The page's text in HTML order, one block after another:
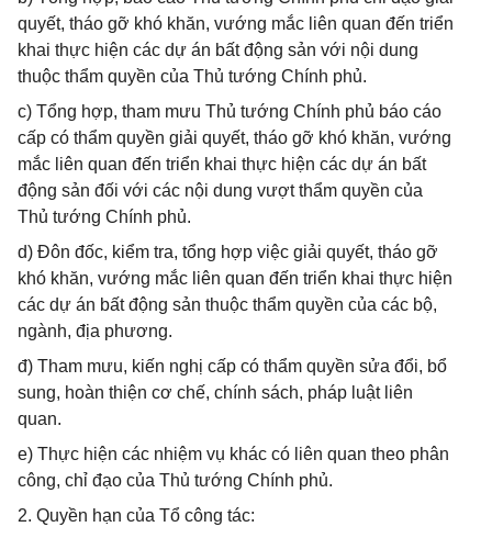
quyết, tháo gỡ khó khăn, vướng mắc liên quan đến triển
khai thực hiện các dự án bất động sản với nội dung
thuộc thẩm quyền của Thủ tướng Chính phủ.
c) Tổng hợp, tham mưu Thủ tướng Chính phủ báo cáo
cấp có thẩm quyền giải quyết, tháo gỡ khó khăn, vướng
mắc liên quan đến triển khai thực hiện các dự án bất
động sản đối với các nội dung vượt thẩm quyền của
Thủ tướng Chính phủ.
d) Đôn đốc, kiểm tra, tổng hợp việc giải quyết, tháo gỡ
khó khăn, vướng mắc liên quan đến triển khai thực hiện
các dự án bất động sản thuộc thẩm quyền của các bộ,
ngành, địa phương.
đ) Tham mưu, kiến nghị cấp có thẩm quyền sửa đổi, bổ
sung, hoàn thiện cơ chế, chính sách, pháp luật liên
quan.
e) Thực hiện các nhiệm vụ khác có liên quan theo phân
công, chỉ đạo của Thủ tướng Chính phủ.
2. Quyền hạn của Tổ công tác: